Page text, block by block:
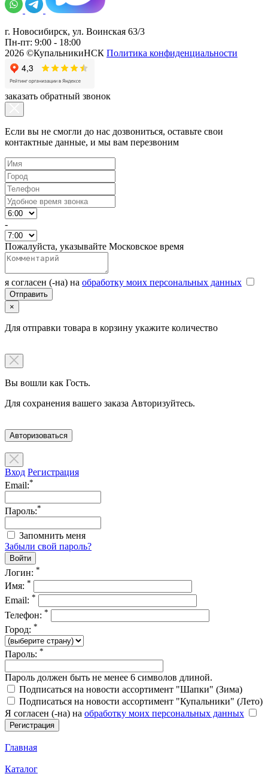
г. Новосибирск, ул. Воинская 63/3
Пн-пт: 9:00 - 18:00
2026 ©КупальникиНСК Политика конфиденциальности
заказать обратный звонок
Если вы не смогли до нас дозвониться, оставьте свои
контактные данные, и мы вам перезвоним
-
Пожалуйста, указывайте Московское время
я согласен (-на) на обработку моих персональных данных
×
Для отправки товара в корзину укажите количество
Вы вошли как Гость.
Для сохранения вашего заказа Авторизуйтесь.
Авторизоваться
Вход Регистрация
Email:*
Пароль:*
Запомнить меня
Забыли свой пароль?
Логин: *
Имя: *
Email: *
Телефон: *
Город: *
Пароль: *
Пароль должен быть не менее 6 символов длиной.
Подписаться на новости ассортимент "Шапки" (Зима)
Подписаться на новости ассортимент "Купальники" (Лето)
Я согласен (-на) на обработку моих персональных данных
Главная
Каталог